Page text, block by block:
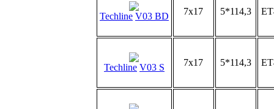
Techline V03 BD 7x17 5*114,3
Techline V03 S 7x17 5*114,3